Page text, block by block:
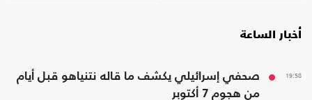
أخبار الساعة
19:58
صحفي إسرائيلي يكشف ما قاله نتنياهو قبل أيام
من هجوم 7 أكتوبر